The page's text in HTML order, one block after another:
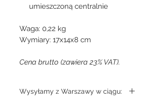
umieszczoną centralnie
Waga: 0,22 kg
Wymiary: 17x14x8 cm
Cena brutto (zawiera 23% VAT).
Wysyłamy z Warszawy w ciągu: